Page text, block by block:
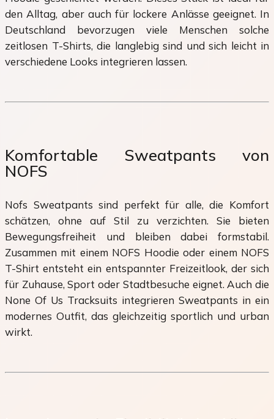
den Alltag, aber auch für lockere Anlässe geeignet. In
Deutschland bevorzugen viele Menschen solche
zeitlosen T-Shirts, die langlebig sind und sich leicht in
verschiedene Looks integrieren lassen.
Komfortable Sweatpants von
NOFS
Nofs Sweatpants sind perfekt für alle, die Komfort
schätzen, ohne auf Stil zu verzichten. Sie bieten
Bewegungsfreiheit und bleiben dabei formstabil.
Zusammen mit einem NOFS Hoodie oder einem NOFS
T-Shirt entsteht ein entspannter Freizeitlook, der sich
für Zuhause, Sport oder Stadtbesuche eignet. Auch die
None Of Us Tracksuits integrieren Sweatpants in ein
modernes Outfit, das gleichzeitig sportlich und urban
wirkt.